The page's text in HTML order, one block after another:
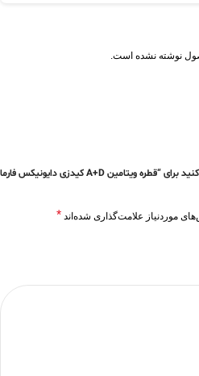
نوشته نشده است.
اولین نفری باشید که دیدگاهی را ارسال می کنید برای “قطره ویتامین A+D کیدزی دایونیکس فارما
موردنیاز علامت‌گذاری شده‌اند *